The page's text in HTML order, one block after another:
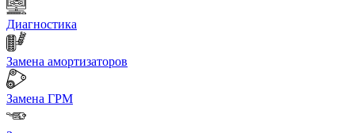
Диагностика
Замена амортизаторов
Замена ГРМ